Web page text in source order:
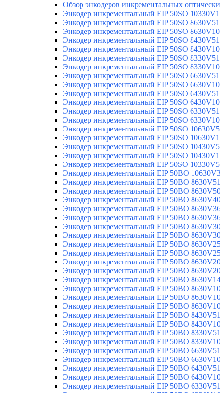
Обзор энкодеров инкрементальных
Энкодер инкрементальный EIP 50SO
Энкодер инкрементальный EIP 50SO
Энкодер инкрементальный EIP 50SO
Энкодер инкрементальный EIP 50SO
Энкодер инкрементальный EIP 50SO
Энкодер инкрементальный EIP 50SO
Энкодер инкрементальный EIP 50SO
Энкодер инкрементальный EIP 50SO
Энкодер инкрементальный EIP 50SO
Энкодер инкрементальный EIP 50SO
Энкодер инкрементальный EIP 50SO
Энкодер инкрементальный EIP 50SO
Энкодер инкрементальный EIP 50SO
Энкодер инкрементальный EIP 50SO
Энкодер инкрементальный EIP 50SO
Энкодер инкрементальный EIP 50SO
Энкодер инкрементальный EIP 50SO
Энкодер инкрементальный EIP 50SO
Энкодер инкрементальный EIP 50BO
Энкодер инкрементальный EIP 50BO
Энкодер инкрементальный EIP 50BO
Энкодер инкрементальный EIP 50BO
Энкодер инкрементальный EIP 50BO
Энкодер инкрементальный EIP 50BO
Энкодер инкрементальный EIP 50BO
Энкодер инкрементальный EIP 50BO
Энкодер инкрементальный EIP 50BO
Энкодер инкрементальный EIP 50BO
Энкодер инкрементальный EIP 50BO
Энкодер инкрементальный EIP 50BO
Энкодер инкрементальный EIP 50BO
Энкодер инкрементальный EIP 50BO
Энкодер инкрементальный EIP 50BO
Энкодер инкрементальный EIP 50BO
Энкодер инкрементальный EIP 50BO
Энкодер инкрементальный EIP 50BO
Энкодер инкрементальный EIP 50BO
Энкодер инкрементальный EIP 50BO
Энкодер инкрементальный EIP 50BO
Энкодер инкрементальный EIP 50BO
Энкодер инкрементальный EIP 50BO
Энкодер инкрементальный EIP 50BO
Энкодер инкрементальный EIP 50BO